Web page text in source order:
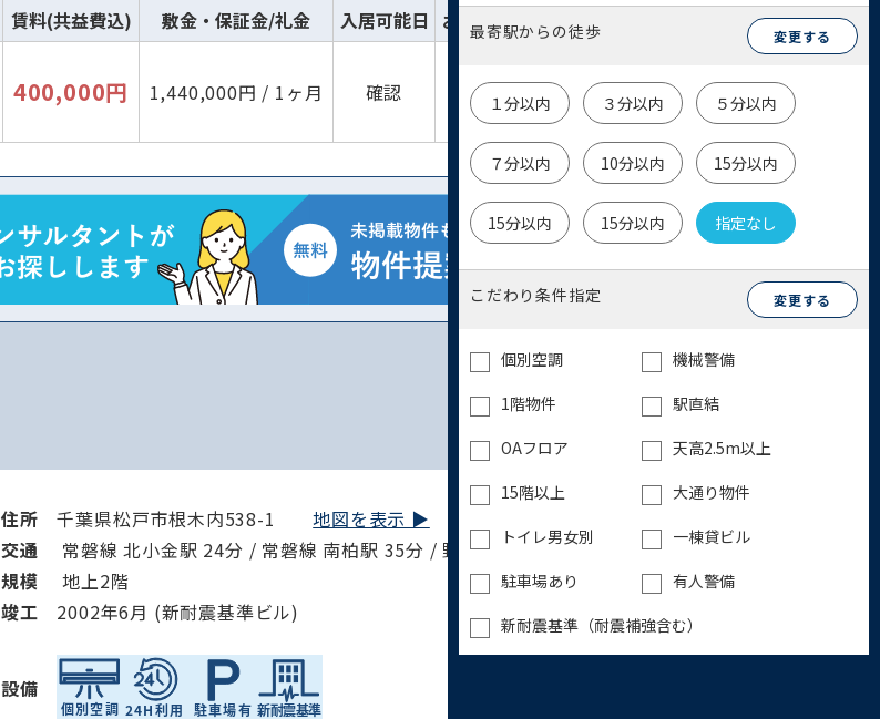
最寄駅からの徒歩 変更する
１分以内 ３分以内 ５分以内
７分以内 10分以内 15分以内
15分以内 15分以内 指定なし
こだわり条件指定 変更する
個別空調
機械警備
1階物件
駅直結
OAフロア
天高2.5m以上
15階以上
大通り物件
トイレ男女別
一棟貸ビル
駐車場あり
有人警備
新耐震基準（耐震補強含む）
住所
から探す
路線・駅
から探す
条件を絞り込む
賃料(共益費込) 敷金・保証金/礼金 入居可能日 お気に入り 詳細 お問い合わせ
400,000円 1,440,000円 / 1ヶ月 確認
詳細を
見る
物件
お問い合わせ
住所千葉県松戸市根木内538-1地図を表示 ▶︎
交通
常磐線 北小金駅 24分 / 常磐線 南柏駅 35分 / 野田線 新柏駅 37分
規模
地上2階
竣⼯ 2002年6月 (新耐震基準ビル)
設備